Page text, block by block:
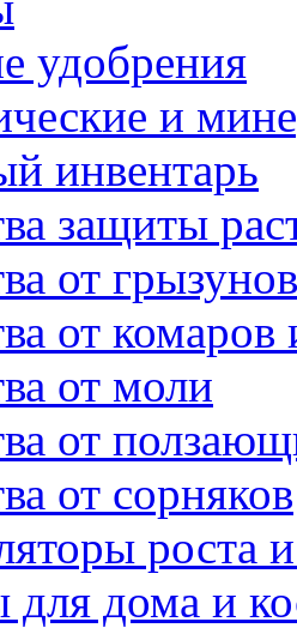
удобрения
и
инвентарь
защиты
от грызунов
от
от моли
от
от сорняков
роста и
для дома и